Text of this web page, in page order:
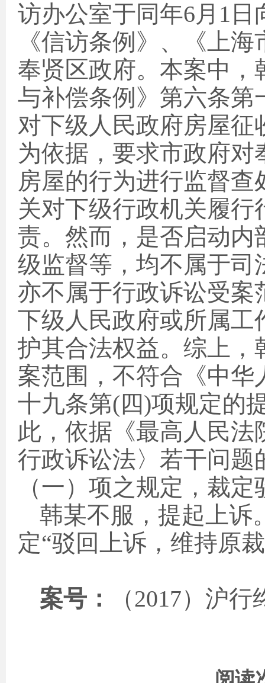
访办公室于同年6月 1 日
《信访条例》、《上
奉贤区政府。本案中
与补偿条例》第六条第
对下级人民政府房屋征
为依据，要求市政府
房屋的行为进行监督
关对下级行政机关履
责。然而，是否启动内
级监督等，均不属于司
亦不属于行政诉讼受
下级人民政府或所属工
护其合法权益。综上，
案范围，不符合《中
十九条第(四)项规定的
此，依据《最高人民
行政诉讼法〉若干问题
（一）项之规定，裁
韩某不服，提起上诉
定“驳回上诉，维持
案号： （2017）沪行